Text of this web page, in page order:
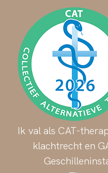
Ik val als CAT-
klachtrecht en